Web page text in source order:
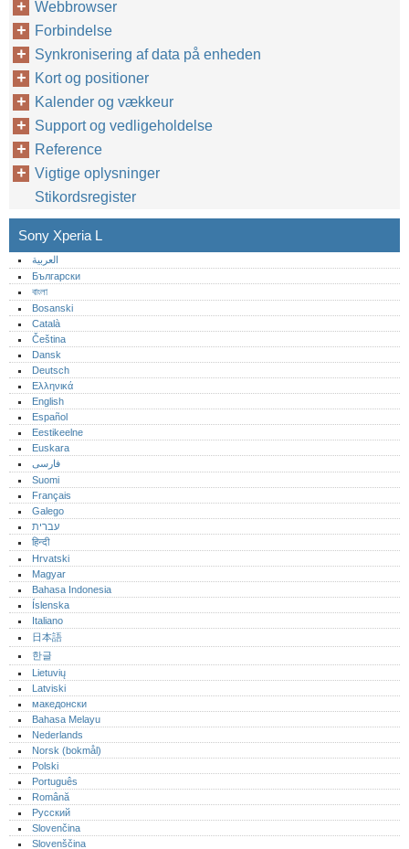
Webbrowser
Forbindelse
Synkronisering af data på enheden
Kort og positioner
Kalender og vækkeur
Support og vedligeholdelse
Reference
Vigtige oplysninger
Stikordsregister
Sony Xperia L
العربية
Български
বাংলা
Bosanski
Català
Čeština
Dansk
Deutsch
Ελληνικά
English
Español
Eestikeelne
Euskara
فارسی
Suomi
Français
Galego
עברית
हिन्दी
Hrvatski
Magyar
Bahasa Indonesia
Íslenska
Italiano
日本語
한글
Lietuvių
Latviski
македонски
Bahasa Melayu
Nederlands
Norsk (bokmål)‎
Polski
Português‎
Română
Русский
Slovenčina
Slovenščina